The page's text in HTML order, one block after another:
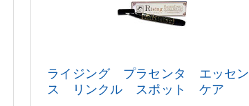
ライジング プラセンタ エッセン
ス リンクル スポット ケア